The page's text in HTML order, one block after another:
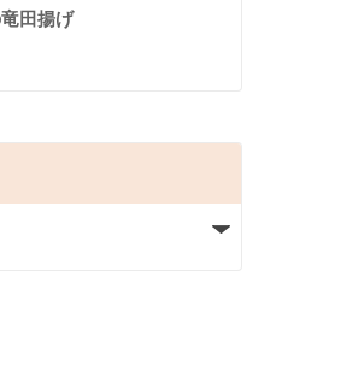
田揚げ